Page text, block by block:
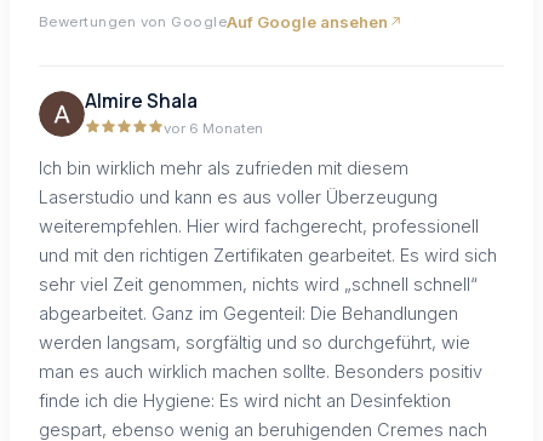
Bewertungen von GoogleAuf Google ansehen
Almire Shala
vor 6 Monaten
Ich bin wirklich mehr als zufrieden mit diesem
Laserstudio und kann es aus voller Überzeugung
weiterempfehlen. Hier wird fachgerecht, professionell
und mit den richtigen Zertifikaten gearbeitet. Es wird sich
sehr viel Zeit genommen, nichts wird „schnell schnell“
abgearbeitet. Ganz im Gegenteil: Die Behandlungen
werden langsam, sorgfältig und so durchgeführt, wie
man es auch wirklich machen sollte. Besonders positiv
finde ich die Hygiene: Es wird nicht an Desinfektion
gespart, ebenso wenig an beruhigenden Cremes nach